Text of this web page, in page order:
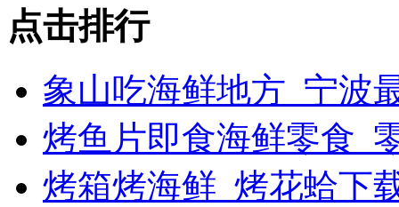
点击排行
象山吃海鲜地方_宁波
烤鱼片即食海鲜零食_
烤箱烤海鲜_烤花蛤下